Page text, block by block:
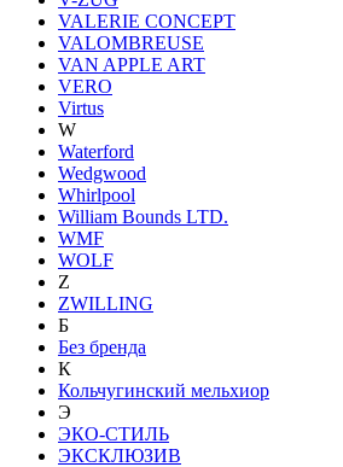
VALERIE CONCEPT
VALOMBREUSE
VAN APPLE ART
VERO
Virtus
W
Waterford
Wedgwood
Whirlpool
William Bounds LTD.
WMF
WOLF
Z
ZWILLING
Б
Без бренда
К
Кольчугинский мельхиор
Э
ЭКО-СТИЛЬ
ЭКСКЛЮЗИВ